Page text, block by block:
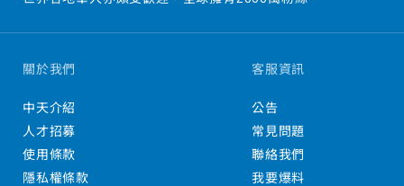
關於我們
中天介紹
人才招募
使用條款
隱私權條款
客服資訊
公告
常見問題
聯絡我們
我要爆料